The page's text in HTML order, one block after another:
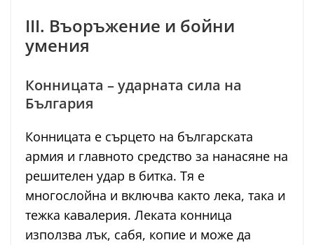
III. Въоръжение и бойни
умения
Конницата – ударната сила на
България
Конницата е сърцето на българската
армия и главното средство за нанасяне на
решителен удар в битка. Тя е
многослойна и включва както лека, така и
тежка кавалерия. Леката конница
използва лък, сабя, копие и може да